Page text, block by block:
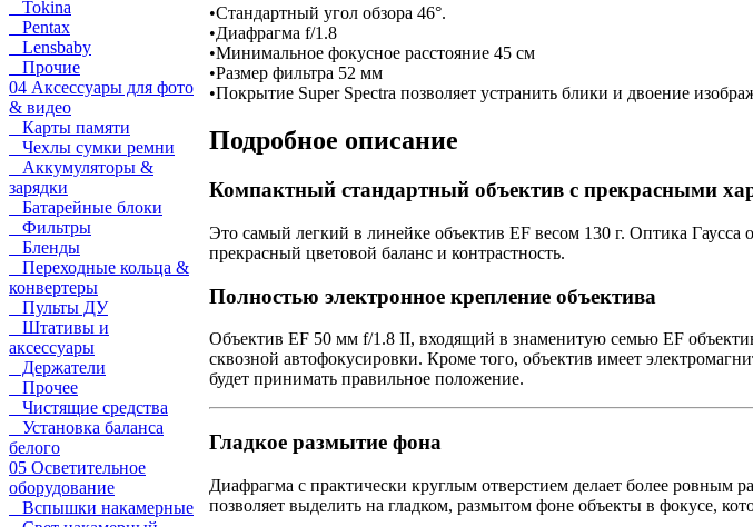
Tokina
Pentax
Lensbaby
Прочие
04 Аксессуары для фото
& видео
Карты памяти
Чехлы сумки ремни
Аккумуляторы &
зарядки
Батарейные блоки
Фильтры
Бленды
Переходные кольца &
конвертеры
Пульты ДУ
Штативы и
аксессуары
Держатели
Прочее
Чистящие средства
Установка баланса
белого
05 Осветительное
оборудование
Вспышки накамерные
•Стандартный угол обзора 46°.
•Диафрагма f/1.8
•Минимальное фокусное расстояние 45 см
•Размер фильтра 52 мм
•Покрытие Super Spectra позволяет устранить блики и двоение
Подробное описание
Компактный стандартный объектив с прекрасными
Это самый легкий в линейке объектив EF весом 130 г. Оптика Гаусса
прекрасный цветовой баланс и контрастность.
Полностью электронное крепление объектива
Объектив EF 50 мм f/1.8 II, входящий в знаменитую семью EF
сквозной автофокусировки. Кроме того, объектив имеет
будет принимать правильное положение.
Гладкое размытие фона
Диафрагма с практически круглым отверстием делает более ровным
позволяет выделить на гладком, размытом фоне объекты в фокусе,